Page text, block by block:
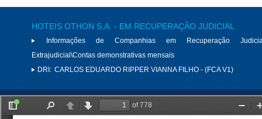
HOTEIS OTHON S.A. - EM RECUPERAÇÃO JUDICIAL
Informações de Companhias em Recuperação
Extrajudicial\Contas demonstrativas mensais
DRI: CARLOS EDUARDO RIPPER VIANNA FILHO - (FCA V1)